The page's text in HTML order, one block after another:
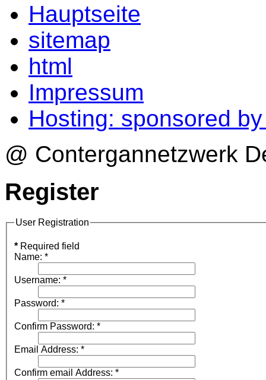
Hauptseite
sitemap
html
Impressum
Hosting: sponsored
@ Contergannetzwerk
Register
User Registration
* Required field
Name: *
Username: *
Password: *
Confirm Password: *
Email Address: *
Confirm email Address: *